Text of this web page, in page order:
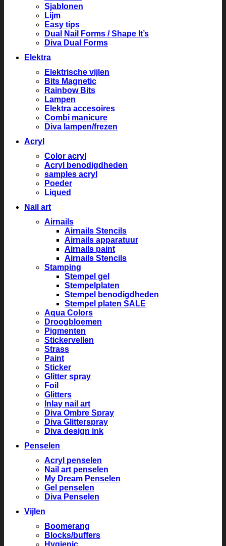
Sjablonen
Lijm
Easy tips
Dual Nail Forms / Shape It’s
Diva Dual Forms
Elektra
Elektrische vijlen
Bits Magnetic
Rainbow Bits
Lampen
Elektra accesoires
Combi manicure
Diva lampen/frezen
Acryl
Color acryl
Acryl benodigdheden
samples acryl
Poeder
Liqued
Nail art
Airnails
Airnails Stencils
Airnails apparatuur
Airnails paint
Airnails Stencils
Stamping
Stempel gel
Stempelplaten
Stempel benodigdheden
Stempel platen SALE
Aqua Colors
Droogbloemen
Pigmenten
Stickervellen
Strass
Paint
Sticker
Glitter spray
Foil
Glitters
Inlay nail art
Diva Ombre Spray
Diva Glitterspray
Diva design ink
Penselen
Acryl penselen
Nail art penselen
My Dream Penselen
Gel penselen
Diva Penselen
Vijlen
Boomerang
Blocks/buffers
Hygienic